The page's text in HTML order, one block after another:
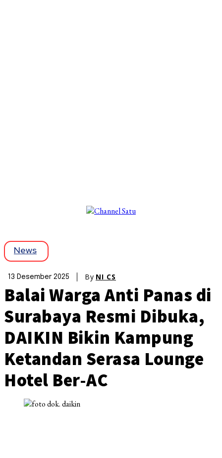
News
13 Desember 2025 By NI CS
Balai Warga Anti Panas di
Surabaya Resmi Dibuka,
DAIKIN Bikin Kampung
Ketandan Serasa Lounge
Hotel Ber-AC